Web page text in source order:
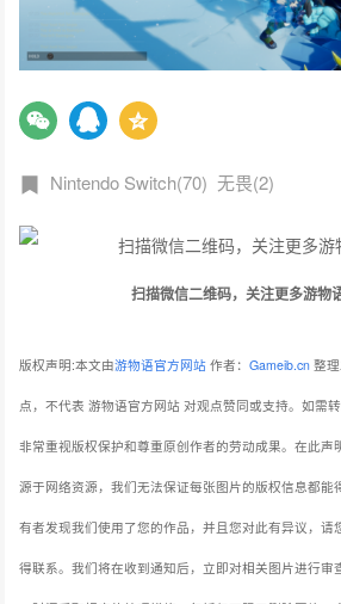
Nintendo Switch(70) 无畏(2)
扫描微信二维码，关注更多游物
版权声明:本文由游物语官方网站 作者：Gameib.cn 整
点，不代表 游物语官方网站 对观点赞同或支持。如需
非常重视版权保护和尊重原创作者的劳动成果。在此声
源于网络资源，我们无法保证每张图片的版权信息都能
有者发现我们使用了您的作品，并且您对此有异议，请
得联系。我们将在收到通知后，立即对相关图片进行审